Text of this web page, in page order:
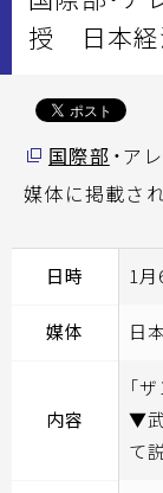
授 日本経
国際部 ・ア
媒体に掲載さ
日時 1
媒体 日
内容
「
▼武
て